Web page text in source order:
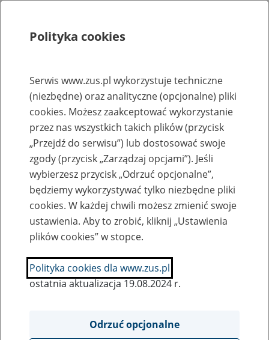
Rejestry, ewidencje i archiwa
Baza zlikwidowanych lub
przekształconych zakładów pracy
Nazwa zakładu pracy:
SZUKAJ
Polityka cookies
Serwis www.zus.pl wykorzystuje techniczne
(niezbędne) oraz analityczne (opcjonalne) pliki
cookies. Możesz zaakceptować wykorzystanie
przez nas wszystkich takich plików (przycisk
„Przejdź do serwisu”) lub dostosować swoje
zgody (przycisk „Zarządzaj opcjami”). Jeśli
wybierzesz przycisk „Odrzuć opcjonalne”,
będziemy wykorzystywać tylko niezbędne pliki
cookies. W każdej chwili możesz zmienić swoje
ustawienia. Aby to zrobić, kliknij „Ustawienia
plików cookies” w stopce.
Polityka cookies dla www.zus.pl
ostatnia aktualizacja 19.08.2024 r.
Odrzuć opcjonalne